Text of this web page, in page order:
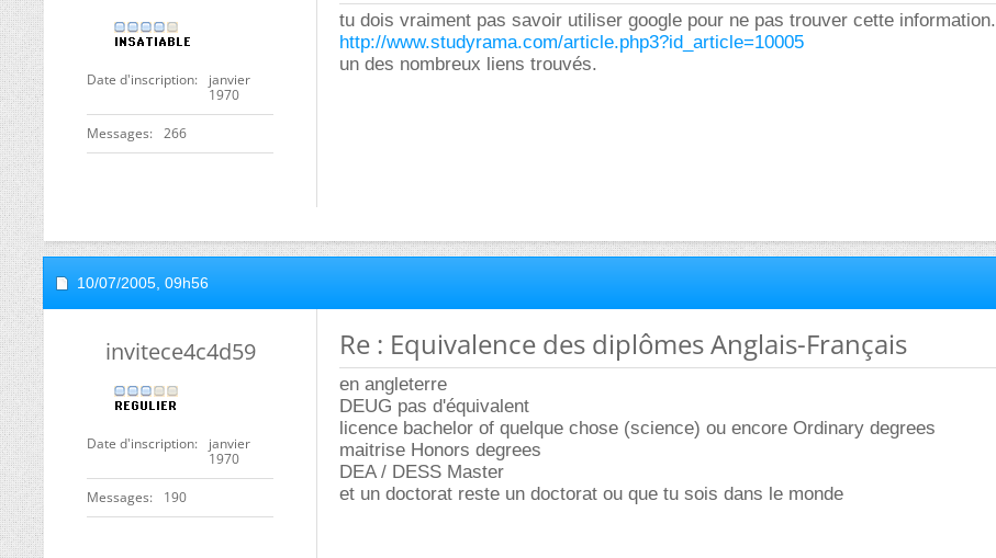
Date d'inscription
janvier
1970
Messages 266
tu dois vraiment pas savoir utiliser google pour ne pas trouver cette information.
http://www.studyrama.com/article.php3?id_article=10005
un des nombreux liens trouvés.
10/07/2005, 09h56
invitece4c4d59
Date d'inscription
janvier
1970
Messages 190
Re : Equivalence des diplômes Anglais-Français
en angleterre
DEUG pas d'équivalent
licence bachelor of quelque chose (science) ou encore Ordinary degrees
maitrise Honors degrees
DEA / DESS Master
et un doctorat reste un doctorat ou que tu sois dans le monde